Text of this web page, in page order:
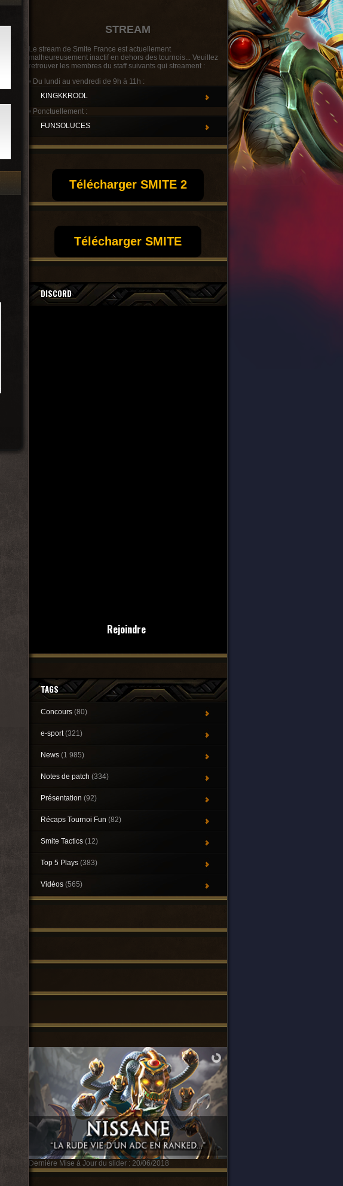
STREAM
Le stream de Smite France est actuellement
malheureusement inactif en dehors des tournois... Veuillez
retrouver les membres du staff suivants qui streament :
• Du lundi au vendredi de 9h à 11h :
KINGKKROOL
• Ponctuellement :
FUNSOLUCES
Télécharger SMITE 2
Télécharger SMITE
DISCORD
Rejoindre
TAGS
Concours (80)
e-sport(321)
News (1 985)
Notes de patch (334)
Présentation (92)
Récaps Tournoi Fun (82)
Smite Tactics (12)
Top 5 Plays (383)
Vidéos (565)
Dernière Mise à Jour du slider : 20/06/2018